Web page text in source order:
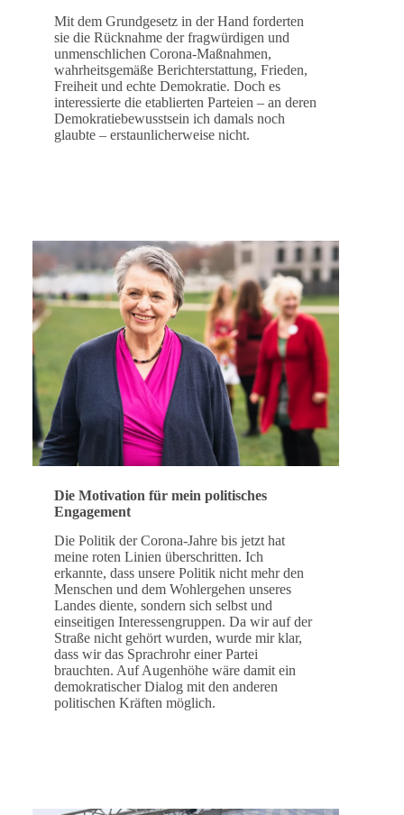
Mit dem Grundgesetz in der Hand forderten
sie die Rücknahme der fragwürdigen und
unmenschlichen Corona-Maßnahmen,
wahrheitsgemäße Berichterstattung, Frieden,
Freiheit und echte Demokratie. Doch es
interessierte die etablierten Parteien – an deren
Demokratiebewusstsein ich damals noch
glaubte – erstaunlicherweise nicht.
Die Motivation für mein politisches
Engagement
Die Politik der Corona-Jahre bis jetzt hat
meine roten Linien überschritten. Ich
erkannte, dass unsere Politik nicht mehr den
Menschen und dem Wohlergehen unseres
Landes diente, sondern sich selbst und
einseitigen Interessengruppen. Da wir auf der
Straße nicht gehört wurden, wurde mir klar,
dass wir das Sprachrohr einer Partei
brauchten. Auf Augenhöhe wäre damit ein
demokratischer Dialog mit den anderen
politischen Kräften möglich.